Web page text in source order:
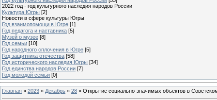
2022 год - год культурного наследия народов России
Культура Югры [2]
Новости в сфере культуры Югры
Год взаимопомощи в Югре [1]
Год педагога и наставника [5]
Музей о музее [8]
Год семьи [10]
Год народного сплочения в Югре [5]
Год защитника отечества [58]
Год исторического наследия Югры [34]
Год единства народов России [7]
Год молодой семьи [0]
Главная » 2023 » Декабрь » 28 » Открытие социально-значимых объектов в